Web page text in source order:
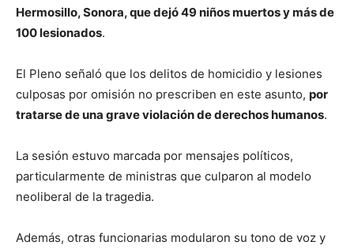
Hermosillo, Sonora, que dejó 49 niños muertos y más de
100 lesionados.
El Pleno señaló que los delitos de homicidio y lesiones
culposas por omisión no prescriben en este asunto, por
tratarse de una grave violación de derechos humanos.
La sesión estuvo marcada por mensajes políticos,
particularmente de ministras que culparon al modelo
neoliberal de la tragedia.
Además, otras funcionarias modularon su tono de voz y